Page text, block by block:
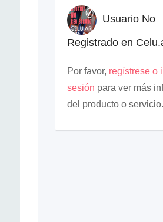
Usuario No
Registrado en
Por favor, regístrese o
sesión para ver más
del producto o servicio.